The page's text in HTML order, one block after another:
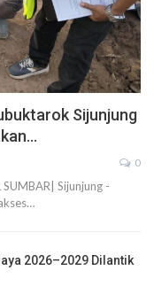
Sijunjung
0
Sijunjung -
2026–2029 Dilantik